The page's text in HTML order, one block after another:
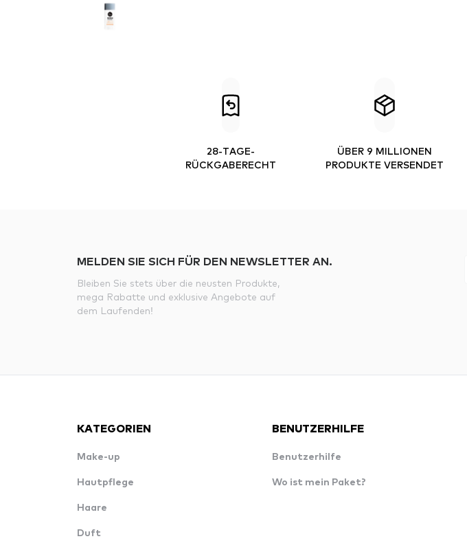
28-TAGE-
RÜCKGABERECHT
ÜBER 9 MILLIONEN
PRODUKTE VERSENDET
MELDEN SIE SICH FÜR DEN NEWSLETTER AN.
Bleiben Sie stets über die neusten Produkte,
mega Rabatte und exklusive Angebote auf
dem Laufenden!
KATEGORIEN
Make-up
Hautpflege
Haare
Duft
BENUTZERHILFE
Benutzerhilfe
Wo ist mein Paket?